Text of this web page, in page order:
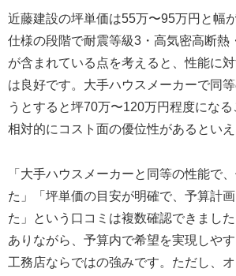
近藤建設の坪単価は55万〜95万円と幅
仕様の段階で耐震等級3・高気密高断熱
が含まれている点を考えると、性能に
は良好です。大手ハウスメーカーで同
うとすると坪70万〜120万円程度になる
相対的にコスト面の優位性があるといえ
「大手ハウスメーカーと同等の性能で
た」「坪単価の目安が明確で、予算計
た」という口コミは複数確認できまし
ありながら、予算内で希望を実現しや
工務店ならではの強みです。ただし、